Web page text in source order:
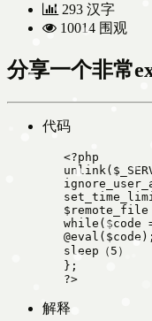
293 汉字
10014 围观
分享一个非常
代码
   <?php
while($code
   sleep（5）
   };
解释